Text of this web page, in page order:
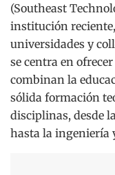
(Southeast
institución
universidades y
se centra en
combinan la
sólida formación
disciplinas, desde
hasta la ingeniería